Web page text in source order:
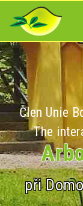
Člen Unie
The
při